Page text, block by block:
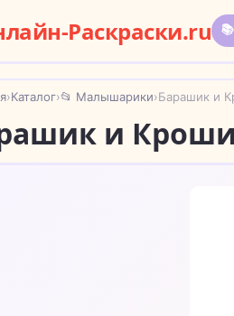
Раскраски.ru
›Каталог›📂 Малышарики›Барашик и
и